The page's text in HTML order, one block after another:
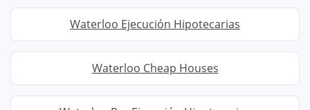
Waterloo Ejecución Hipotecarias
Waterloo Cheap Houses